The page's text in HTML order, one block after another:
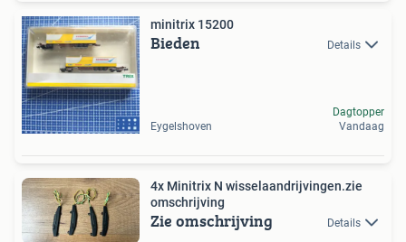
minitrix 15200
Bieden Details
Eygelshoven
Dagtopper
Vandaag
4x Minitrix N wisselaandrijvingen.zie
omschrijving
Zie omschrijving Details